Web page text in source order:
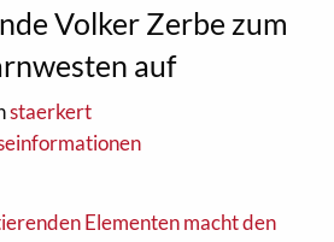
Volker Zerbe zum
auf
staerkert